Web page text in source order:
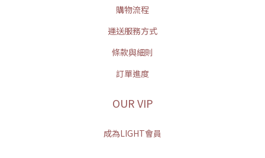
購物流程
運送服務方式
條款與細則
訂單進度
OUR VIP
成為LIGHT會員